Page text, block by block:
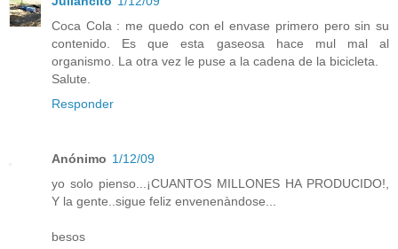
Coca Cola : me quedo con el envase primero pero sin su
contenido. Es que esta gaseosa hace mul mal al
organismo. La otra vez le puse a la cadena de la bicicleta.
Salute.
Responder
Anónimo 1/12/09
yo solo pienso...¡CUANTOS MILLONES HA PRODUCIDO!,
Y la gente..sigue feliz envenenàndose...
besos